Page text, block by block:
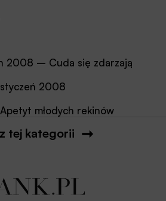
2008 – Cuda się zdarzają
2008
młodych rekinów
tej kategorii